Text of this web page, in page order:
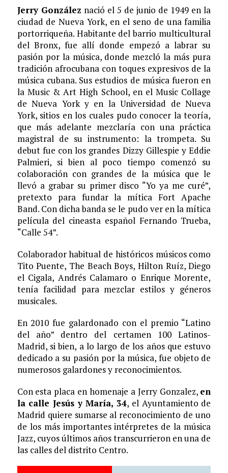
Jerry González nació el 5 de junio de 1949 en la
ciudad de Nueva York, en el seno de una familia
portorriqueña. Habitante del barrio multicultural
del Bronx, fue allí donde empezó a labrar su
pasión por la música, donde mezcló la más pura
tradición afrocubana con toques expresivos de la
música cubana. Sus estudios de música fueron en
la Music & Art High School, en el Music Collage
de Nueva York y en la Universidad de Nueva
York, sitios en los cuales pudo conocer la teoría,
que más adelante mezclaría con una práctica
magistral de su instrumento: la trompeta. Su
debut fue con los grandes Dizzy Gillespie y Eddie
Palmieri, si bien al poco tiempo comenzó su
colaboración con grandes de la música que le
llevó a grabar su primer disco “Yo ya me curé”,
pretexto para fundar la mítica Fort Apache
Band. Con dicha banda se le pudo ver en la mítica
película del cineasta español Fernando Trueba,
“Calle 54”.
Colaborador habitual de históricos músicos como
Tito Puente, The Beach Boys, Hilton Ruíz, Diego
el Cigala, Andrés Calamaro o Enrique Morente,
tenía facilidad para mezclar estilos y géneros
musicales.
En 2010 fue galardonado con el premio “Latino
del año” dentro del certamen 100 Latinos-
Madrid, si bien, a lo largo de los años que estuvo
dedicado a su pasión por la música, fue objeto de
numerosos galardones y reconocimientos.
Con esta placa en homenaje a Jerry Gonzalez, en
la calle Jesús y María, 34, el Ayuntamiento de
Madrid quiere sumarse al reconocimiento de uno
de los más importantes intérpretes de la música
Jazz, cuyos últimos años transcurrieron en una de
las calles del distrito Centro.